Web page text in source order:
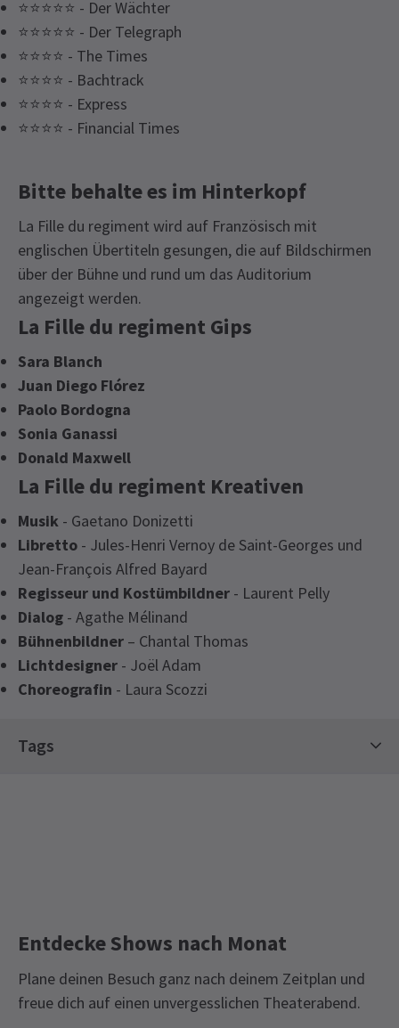
⭐⭐⭐⭐⭐ - Der Wächter
⭐⭐⭐⭐⭐ - Der Telegraph
⭐⭐⭐⭐ - The Times
⭐⭐⭐⭐ - Bachtrack
⭐⭐⭐⭐ - Express
⭐⭐⭐⭐ - Financial Times
Bitte behalte es im Hinterkopf
La Fille du regiment wird auf Französisch mit
englischen Übertiteln gesungen, die auf Bildschirmen
über der Bühne und rund um das Auditorium
angezeigt werden.
La Fille du regiment Gips
Sara Blanch
Juan Diego Flórez
Paolo Bordogna
Sonia Ganassi
Donald Maxwell
La Fille du regiment Kreativen
Musik - Gaetano Donizetti
Libretto - Jules-Henri Vernoy de Saint-Georges und
Jean-François Alfred Bayard
Regisseur und Kostümbildner - Laurent Pelly
Dialog - Agathe Mélinand
Bühnenbildner – Chantal Thomas
Lichtdesigner - Joël Adam
Choreografin - Laura Scozzi
Tags
Entdecke Shows nach Monat
Plane deinen Besuch ganz nach deinem Zeitplan und
freue dich auf einen unvergesslichen Theaterabend.